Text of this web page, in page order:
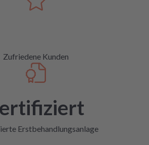
Zufriedene Kunden
Erstbehandlungsanlage